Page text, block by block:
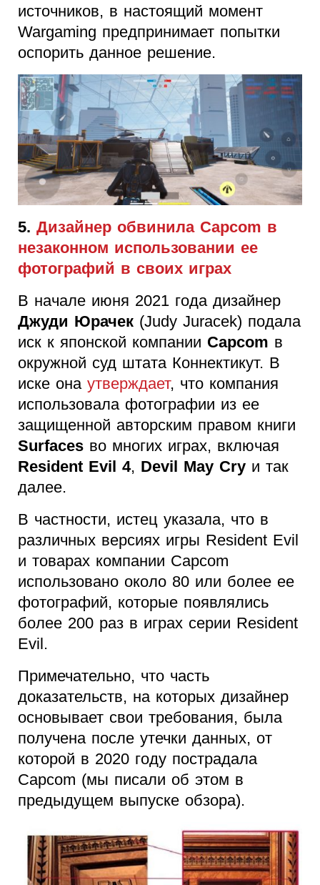
источников, в настоящий момент
Wargaming предпринимает попытки
оспорить данное решение.
5. Дизайнер обвинила Capcom в
незаконном использовании ее
фотографий в своих играх
В начале июня 2021 года дизайнер
Джуди Юрачек (Judy Juracek) подала
иск к японской компании Capcom в
окружной суд штата Коннектикут. В
иске она утверждает, что компания
использовала фотографии из ее
защищенной авторским правом книги
Surfaces во многих играх, включая
Resident Evil 4, Devil May Cry и так
далее.
В частности, истец указала, что в
различных версиях игры Resident Evil
и товарах компании Capcom
использовано около 80 или более ее
фотографий, которые появлялись
более 200 раз в играх серии Resident
Evil.
Примечательно, что часть
доказательств, на которых дизайнер
основывает свои требования, была
получена после утечки данных, от
которой в 2020 году пострадала
Capcom (мы писали об этом в
предыдущем выпуске обзора).